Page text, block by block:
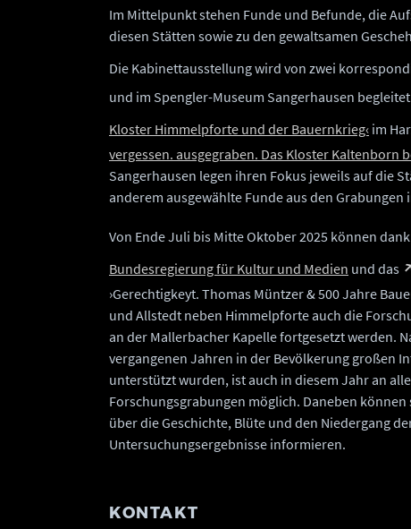
Im Mittelpunkt stehen Funde und Befunde, die
diesen Stätten sowie zu den gewaltsamen
Die Kabinettausstellung wird von zwei
und im Spengler-Museum Sangerhausen
Kloster Himmelpforte und der Bauernkrieg‹ im
vergessen. ausgegraben. Das Kloster Kaltenborn
Sangerhausen legen ihren Fokus jeweils auf die
anderem ausgewählte Funde aus den
Von Ende Juli bis Mitte Oktober 2025 können
Bundesregierung für Kultur und Medien und das
›Gerechtigkeyt. Thomas Müntzer & 500 Jahre
und Allstedt neben Himmelpforte auch die
an der Mallerbacher Kapelle fortgesetzt werden.
vergangenen Jahren in der Bevölkerung großen
unterstützt wurden, ist auch in diesem Jahr an
Forschungsgrabungen möglich. Daneben
über die Geschichte, Blüte und den Niedergang
Untersuchungsergebnisse informieren.
KONTAKT